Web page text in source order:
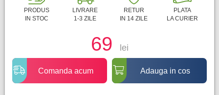
PRODUS
IN STOC
LIVRARE
1-3 ZILE
RETUR
IN 14 ZILE
PLATA
LA CURIER
69 lei
Comanda acum Adauga in cos